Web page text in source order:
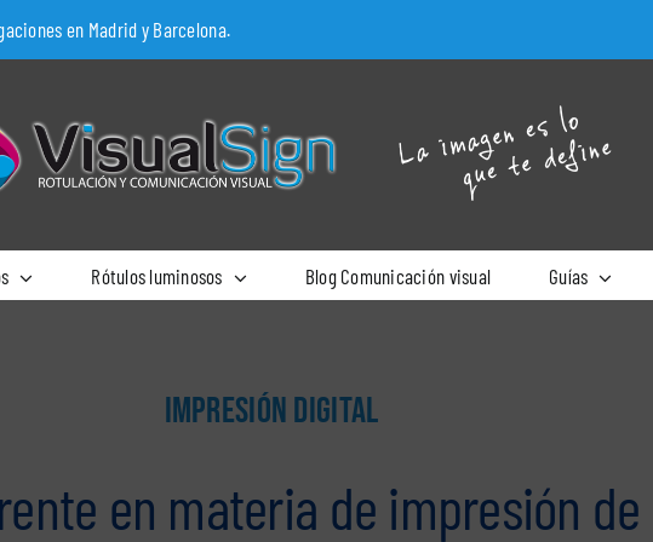
en Madrid y Barcelona.
Rótulos luminosos Blog Comunicación visual Guías
IMPRESIÓN DIGITAL
en materia de impresión